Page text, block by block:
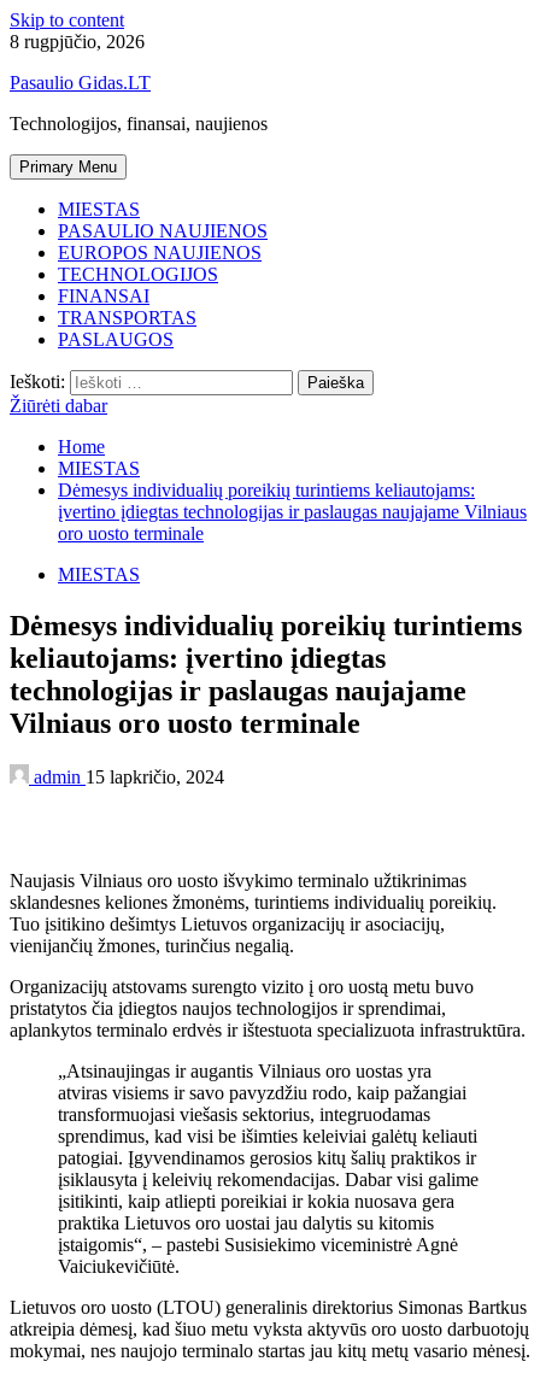
Skip to content
8 rugpjūčio, 2026
Pasaulio Gidas.LT
Technologijos, finansai, naujienos
Primary Menu
MIESTAS
PASAULIO NAUJIENOS
EUROPOS NAUJIENOS
TECHNOLOGIJOS
FINANSAI
TRANSPORTAS
PASLAUGOS
Ieškoti:
Žiūrėti dabar
Home
MIESTAS
Dėmesys individualių poreikių turintiems keliautojams:
įvertino įdiegtas technologijas ir paslaugas naujajame Vilniaus
oro uosto terminale
MIESTAS
Dėmesys individualių poreikių turintiems
keliautojams: įvertino įdiegtas
technologijas ir paslaugas naujajame
Vilniaus oro uosto terminale
admin 15 lapkričio, 2024
Naujasis Vilniaus oro uosto išvykimo terminalo užtikrinimas
sklandesnes keliones žmonėms, turintiems individualių poreikių.
Tuo įsitikino dešimtys Lietuvos organizacijų ir asociacijų,
vienijančių žmones, turinčius negalią.
Organizacijų atstovams surengto vizito į oro uostą metu buvo
pristatytos čia įdiegtos naujos technologijos ir sprendimai,
aplankytos terminalo erdvės ir ištestuota specializuota infrastruktūra.
„Atsinaujingas ir augantis Vilniaus oro uostas yra
atviras visiems ir savo pavyzdžiu rodo, kaip pažangiai
transformuojasi viešasis sektorius, integruodamas
sprendimus, kad visi be išimties keleiviai galėtų keliauti
patogiai. Įgyvendinamos gerosios kitų šalių praktikos ir
įsiklausyta į keleivių rekomendacijas. Dabar visi galime
įsitikinti, kaip atliepti poreikiai ir kokia nuosava gera
praktika Lietuvos oro uostai jau dalytis su kitomis
įstaigomis“, – pastebi Susisiekimo viceministrė Agnė
Vaiciukevičiūtė.
Lietuvos oro uosto (LTOU) generalinis direktorius Simonas Bartkus
atkreipia dėmesį, kad šiuo metu vyksta aktyvūs oro uosto darbuotojų
mokymai, nes naujojo terminalo startas jau kitų metų vasario mėnesį.